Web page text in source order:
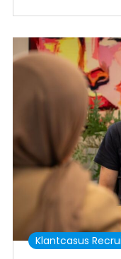
Klantcasus